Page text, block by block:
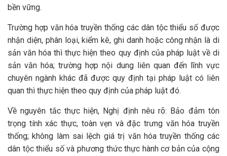
bền vững.
Trường hợp văn hóa truyền thống các dân tộc thiểu số được
nhận diện, phân loại, kiểm kê, ghi danh hoặc công nhận là di
sản văn hóa thì thực hiện theo quy định của pháp luật về di
sản văn hóa; trường hợp nội dung liên quan đến lĩnh vực
chuyên ngành khác đã được quy định tại pháp luật có liên
quan thì thực hiện theo quy định của pháp luật đó.
Về nguyên tắc thực hiện, Nghị định nêu rõ: Bảo đảm tôn
trọng tính xác thực, toàn vẹn và đặc trưng văn hóa truyền
thống; không làm sai lệch giá trị văn hóa truyền thống các
dân tộc thiểu số và phương thức thực hành cơ bản của cộng